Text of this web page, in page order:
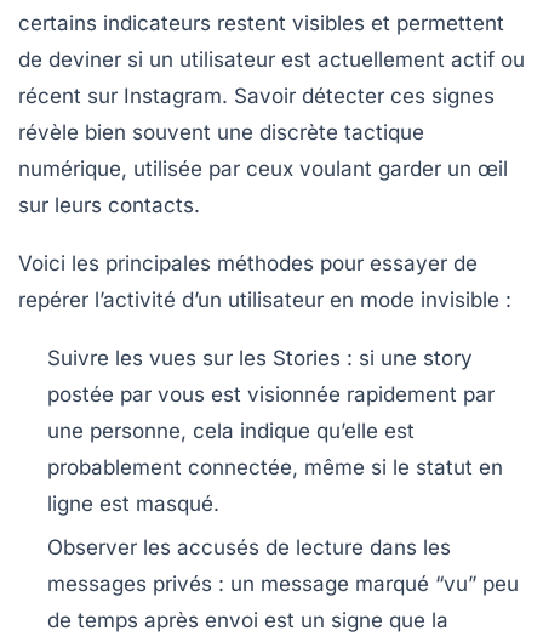
certains indicateurs restent visibles et permettent
de deviner si un utilisateur est actuellement actif ou
récent sur Instagram. Savoir détecter ces signes
révèle bien souvent une discrète tactique
numérique, utilisée par ceux voulant garder un œil
sur leurs contacts.
Voici les principales méthodes pour essayer de
repérer l’activité d’un utilisateur en mode invisible :
Suivre les vues sur les Stories : si une story
postée par vous est visionnée rapidement par
une personne, cela indique qu’elle est
probablement connectée, même si le statut en
ligne est masqué.
Observer les accusés de lecture dans les
messages privés : un message marqué “vu” peu
de temps après envoi est un signe que la